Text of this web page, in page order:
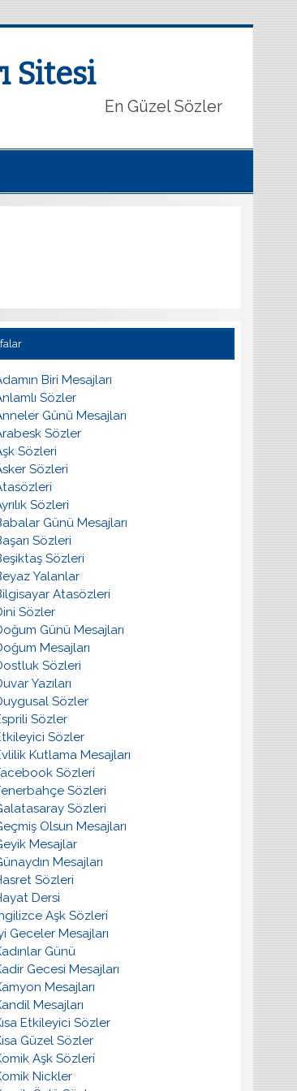
Sitesi
En Güzel Sözler
Biri Mesajları
Sözler
Günü Mesajları
Sözler
Sözleri
Sözleri
Sözleri
Günü Mesajları
Sözleri
Sözleri
Yalanlar
Atasözleri
Sözler
Günü Mesajları
Mesajları
Sözleri
Yazıları
Sözler
Sözler
Sözler
Kutlama Mesajları
Sözleri
Sözleri
Sözleri
Olsun Mesajları
Mesajlar
Mesajları
Sözleri
Dersi
Aşk Sözleri
Geceler Mesajları
Günü
Gecesi Mesajları
Mesajları
Mesajları
Etkileyici Sözler
Güzel Sözler
Aşk Sözleri
Nickler